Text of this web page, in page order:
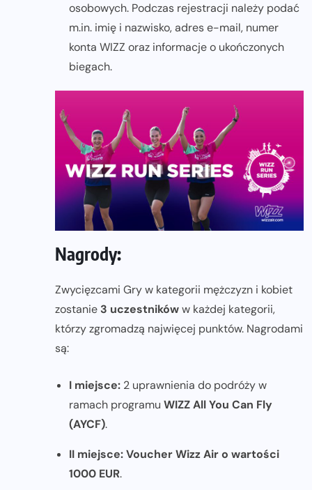
osobowych. Podczas rejestracji należy podać
m.in. imię i nazwisko, adres e-mail, numer
konta WIZZ oraz informacje o ukończonych
biegach.
Nagrody:
Zwycięzcami Gry w kategorii mężczyzn i kobiet
zostanie 3 uczestnikóww każdej kategorii,
którzy zgromadzą najwięcej punktów. Nagrodami
są:
I miejsce: 2 uprawnienia do podróży w
ramach programu WIZZ All You Can Fly
(AYCF).
II miejsce:Voucher Wizz Air o wartości
1000 EUR.